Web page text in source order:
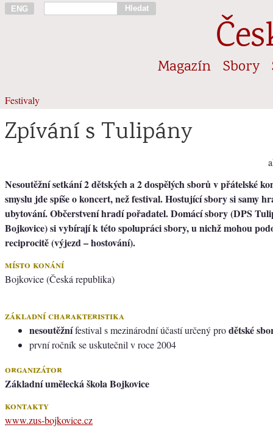
ENG Hledat
Magazín Sbory
Festivaly
Zpívání s Tulipány
Nesoutěžní setkání 2 dětských a 2 dospělých sborů v přátelské
smyslu jde spíše o koncert, než festival. Hostující sbory si samy
ubytování. Občerstvení hradí pořadatel. Domácí sbory (DPS
Bojkovice) si vybírají k této spolupráci sbory, u nichž mohou
reciprocitě (výjezd – hostování).
místo konání
Bojkovice (Česká republika)
základní charakteristika
nesoutěžnífestival s mezinárodní účastí určený prodětské
první ročník se uskutečnil v roce 2004
organizátor
Základní umělecká škola Bojkovice
kontakty
www.zus-bojkovice.cz